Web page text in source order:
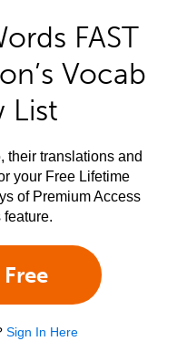
FAST
Vocab
List
their translations and
your Free Lifetime
of Premium Access
Sign In Here